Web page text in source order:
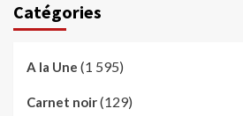
Catégories
A la Une (1 595)
Carnet noir(129)